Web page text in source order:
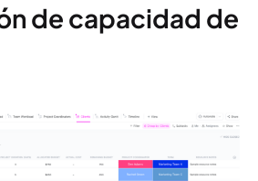
de capacidad de